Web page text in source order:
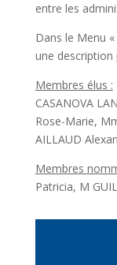
entre les
Dans le Menu
une description
Membres élus :
CASANOVA
Rose-Marie,
AILLAUD
Membres
Patricia, M